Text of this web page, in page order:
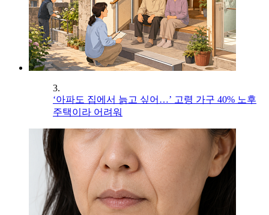
3.
‘아파도 집에서 늙고 싶어…’ 고령 가구 40% 노후
주택이라 어려워